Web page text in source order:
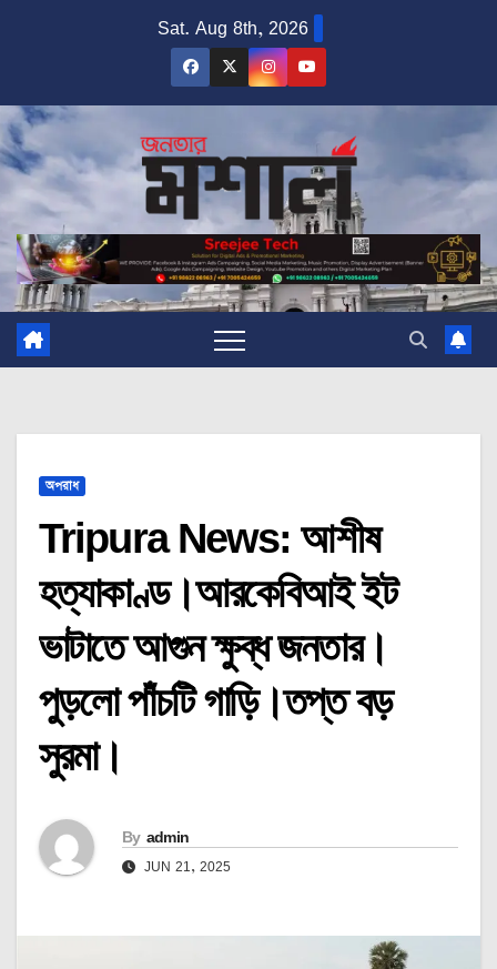
Sat. Aug 8th, 2026
অপরাধ
Tripura News: আশীষ
হত্যাকাণ্ড।আরকেবিআই ইট
ভাটাতে আগুন ক্ষুব্ধ জনতার।
পুড়লো পাঁচটি গাড়ি।তপ্ত বড়
সুরমা।
By admin
JUN 21, 2025